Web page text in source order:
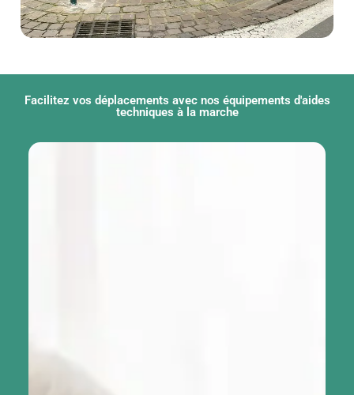
Facilitez vos déplacements avec nos équipements d'aides
techniques à la marche